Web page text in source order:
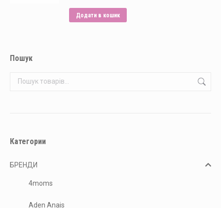
можна
Додати в кошик
Пошук
Категории
БРЕНДИ
4moms
Aden Anais